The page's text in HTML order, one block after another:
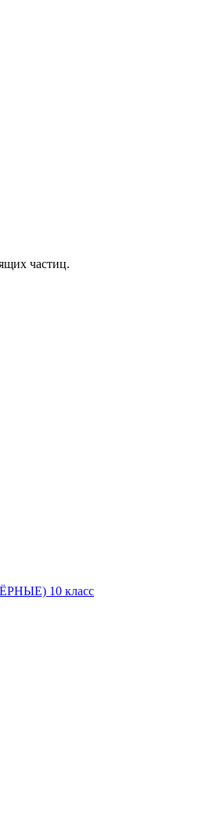
частиц.
10 класс